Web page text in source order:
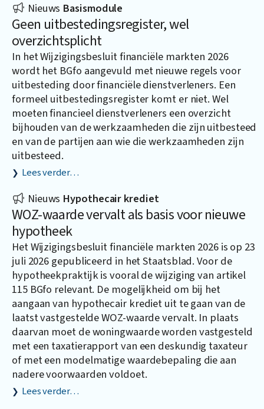
Nieuws Basismodule
Geen uitbestedingsregister, wel
overzichtsplicht
In het Wijzigingsbesluit financiële markten 2026
wordt het BGfo aangevuld met nieuwe regels voor
uitbesteding door financiële dienstverleners. Een
formeel uitbestedingsregister komt er niet. Wel
moeten financieel dienstverleners een overzicht
bijhouden van de werkzaamheden die zijn uitbesteed
en van de partijen aan wie die werkzaamheden zijn
uitbesteed.
Lees verder…
Nieuws Hypothecair krediet
WOZ-waarde vervalt als basis voor nieuwe
hypotheek
Het Wijzigingsbesluit financiële markten 2026 is op 23
juli 2026 gepubliceerd in het Staatsblad. Voor de
hypotheekpraktijk is vooral de wijziging van artikel
115 BGfo relevant. De mogelijkheid om bij het
aangaan van hypothecair krediet uit te gaan van de
laatst vastgestelde WOZ-waarde vervalt. In plaats
daarvan moet de woningwaarde worden vastgesteld
met een taxatierapport van een deskundig taxateur
of met een modelmatige waardebepaling die aan
nadere voorwaarden voldoet.
Lees verder…